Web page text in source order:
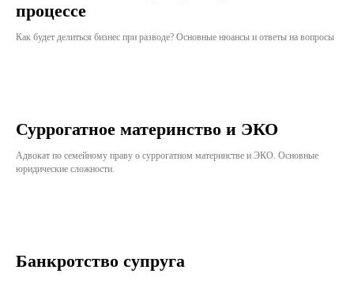
процессе
Как будет делиться бизнес при разводе? Основные нюансы и ответы на вопросы
Суррогатное материнство и ЭКО
Адвокат по семейному праву о суррогатном материнстве и ЭКО. Основные
юридические сложности.
Банкротство супруга